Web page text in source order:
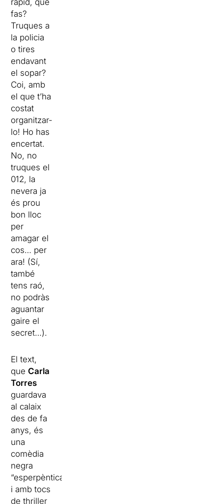
fas?
Truques a
la policia
o tires
endavant
el sopar?
Coi, amb
el que t’ha
costat
organitzar-
lo! Ho has
encertat.
No, no
truques el
012, la
nevera ja
és prou
bon lloc
per
amagar el
cos… per
ara! (Sí,
també
tens raó,
no podràs
aguantar
gaire el
secret…).
El text,
queCarla
Torres
guardava
al calaix
des de fa
anys, és
una
comèdia
negra
“esperpèntica”
i amb tocs
de thriller